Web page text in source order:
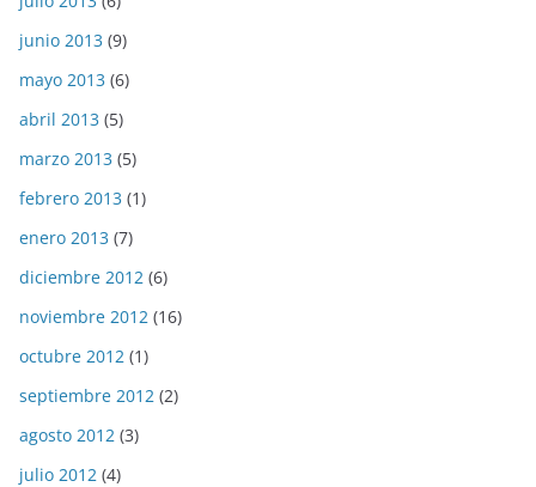
junio 2013 (9)
mayo 2013 (6)
abril 2013 (5)
marzo 2013 (5)
febrero 2013 (1)
enero 2013 (7)
diciembre 2012 (6)
noviembre 2012 (16)
octubre 2012 (1)
septiembre 2012 (2)
agosto 2012 (3)
julio 2012 (4)